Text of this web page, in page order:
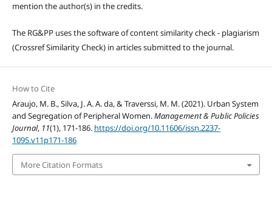
mention the author(s) in the credits.
The RG&PP uses the software of content similarity check - plagiarism
(Crossref Similarity Check) in articles submitted to the journal.
How to Cite
Araujo, M. B., Silva, J. A. A. da, & Traverssi, M. M. (2021). Urban System
and Segregation of Peripheral Women.Management & Public Policies
Journal, 11(1), 171-186. https://doi.org/10.11606/issn.2237-
1095.v11p171-186
More Citation Formats